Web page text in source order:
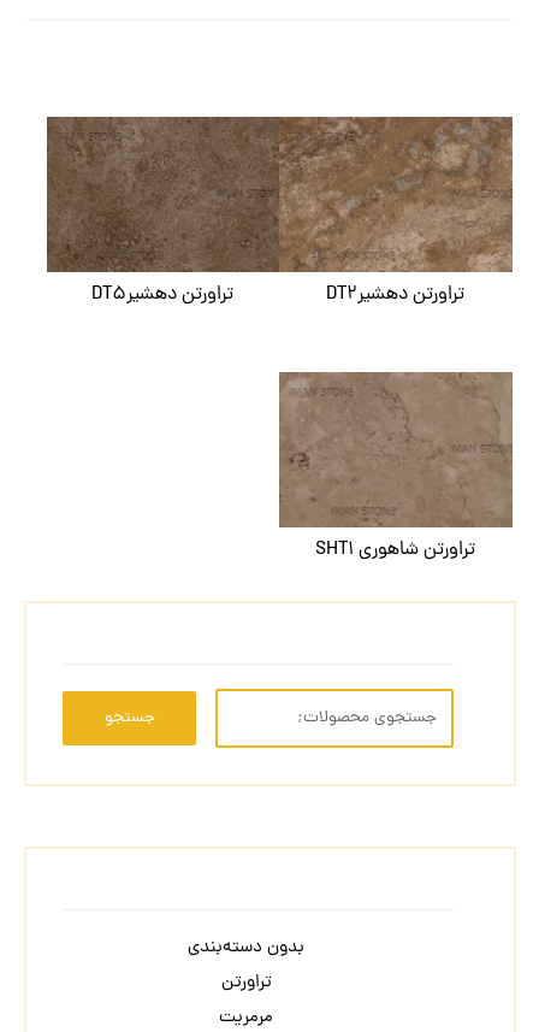
تراورتن دهشیرDT۲ تراورتن دهشیرDT۵
تراورتن شاهوری SHT۱
جستجو
بدون دسته‌بندی
تراورتن
مرمریت